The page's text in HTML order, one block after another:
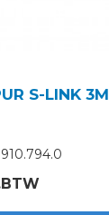
S-LINK 3M